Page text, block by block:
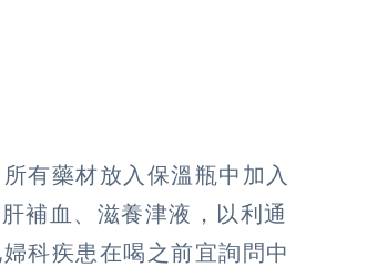
有藥材放入保溫瓶中加入
補血、滋養津液，以利通
科疾患在喝之前宜詢問中